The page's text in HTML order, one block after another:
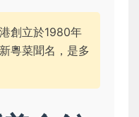
創立於1980年
粵菜聞名，是多